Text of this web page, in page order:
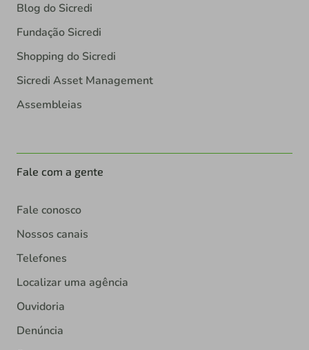
Blog do Sicredi
Fundação Sicredi
Shopping do Sicredi
Sicredi Asset Management
Assembleias
Fale com a gente
Fale conosco
Nossos canais
Telefones
Localizar uma agência
Ouvidoria
Denúncia